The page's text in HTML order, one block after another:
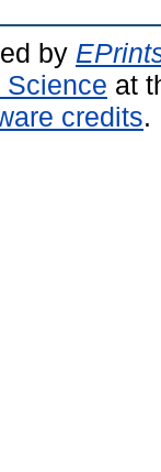
by
Science at
credits.